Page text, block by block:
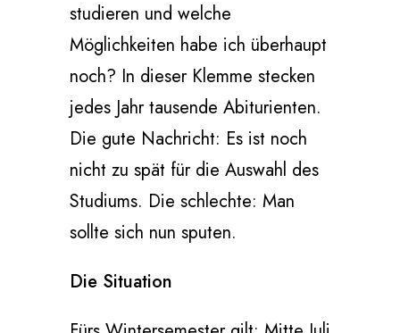
studieren und welche
Möglichkeiten habe ich überhaupt
noch? In dieser Klemme stecken
jedes Jahr tausende Abiturienten.
Die gute Nachricht: Es ist noch
nicht zu spät für die Auswahl des
Studiums. Die schlechte: Man
sollte sich nun sputen.
Die Situation